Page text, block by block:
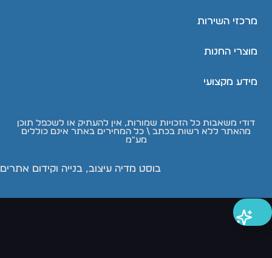
מרכזי השירות
מוצרי החנות
מידע מקצועי
דודי משאבות כל הזכויות שמורות, אין להעתיק או לשכפל תוכן
מהאתר ללא רשות בכתב \ כל המחירים באתר אינם כוללים
מע"מ
בוסט מדיה עיצוב, בנייה וקידום אתרים